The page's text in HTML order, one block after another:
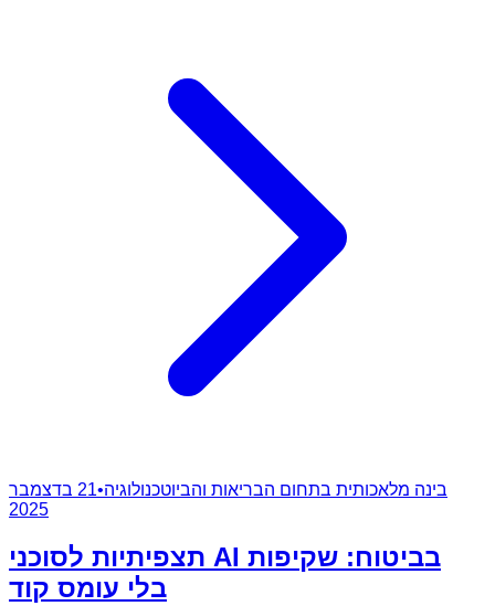
בינה מלאכותית בתחום הבריאות והביוטכנולוגיה•
21 בדצמבר
2025
תצפיתיות לסוכני AI בביטוח: שקיפות
בלי עומס קוד